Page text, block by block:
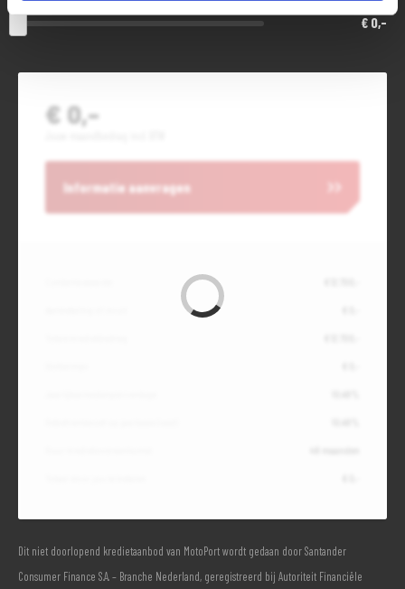
€ 0,-
€ 0,-
Informatie aanvragen
Dit niet doorlopend kredietaanbod van MotoPort wordt gedaan door Santander
Consumer Finance S.A. – Branche Nederland, geregistreerd bij Autoriteit Financiële